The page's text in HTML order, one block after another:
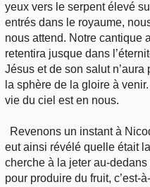
yeux vers le serpent élevé
entrés dans le royaume,
nous attend. Notre cantique
retentira jusque dans
Jésus et de son salut n’aura
la sphère de la gloire à
vie du ciel est en nous.
Revenons un instant à
eut ainsi révélé quelle était
cherche à la jeter au-
pour produire du fruit, c’est-